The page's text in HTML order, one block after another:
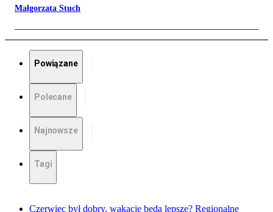
Małgorzata Stuch
Powiązane
Polecane
Najnowsze
Tagi
Czerwiec był dobry, wakacje będą lepsze? Regionalne